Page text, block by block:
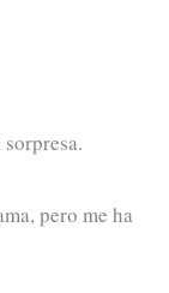
pero me ha